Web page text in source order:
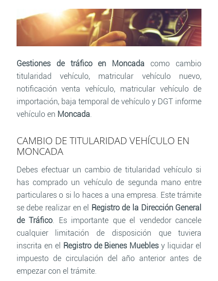
Gestiones de tráfico en Moncada como cambio
titularidad vehículo, matricular vehículo nuevo,
notificación venta vehículo, matricular vehículo de
importación, baja temporal de vehículo y DGT informe
vehículo en Moncada.
CAMBIO DE TITULARIDAD VEHÍCULO EN
MONCADA
Debes efectuar un cambio de titularidad vehículo si
has comprado un vehículo de segunda mano entre
particulares o si lo haces a una empresa. Este trámite
se debe realizar en el Registro de la Dirección General
de Tráfico. Es importante que el vendedor cancele
cualquier limitación de disposición que tuviera
inscrita en el Registro de Bienes Mueblesy liquidar el
impuesto de circulación del año anterior antes de
empezar con el trámite.